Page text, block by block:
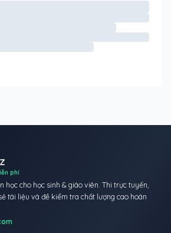
phí
học cho học sinh & giáo viên. Thi trực tuyến,
tài liệu và đề kiểm tra chất lượng cao hoàn